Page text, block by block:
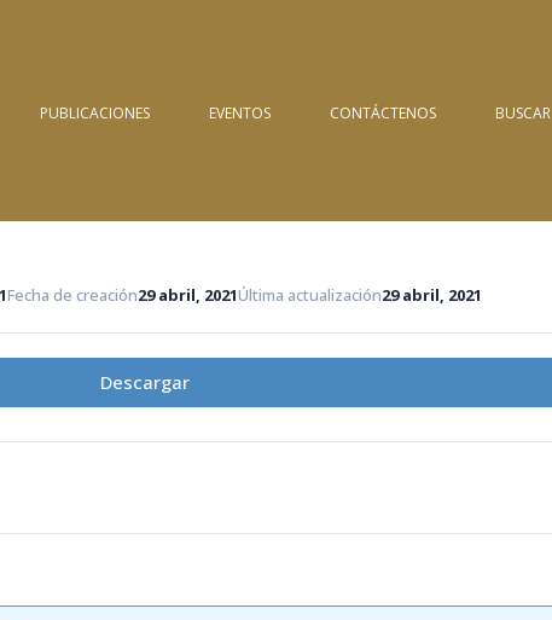
PUBLICACIONES EVENTOS CONTÁCTENOS BUSCAR
1Fecha de creación29 abril, 2021Última actualización29 abril, 2021
Descargar